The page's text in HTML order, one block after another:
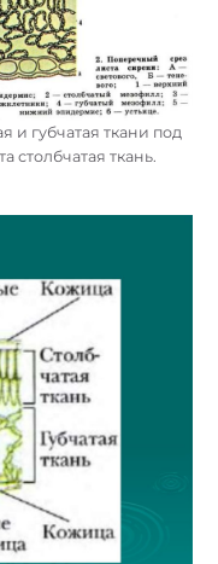
и губчатая ткани под
столбчатая ткань.